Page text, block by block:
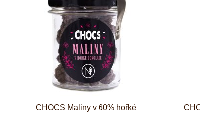
CHOCS Maliny v 60% hořké